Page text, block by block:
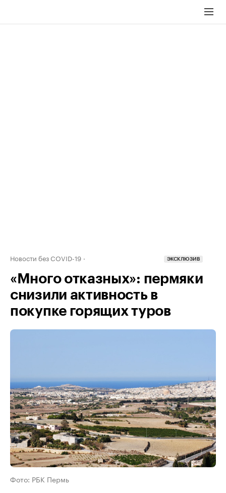
Новости без COVID-19 ЭКСКЛЮЗИВ
«Много отказных»: пермяки
снизили активность в
покупке горящих туров
Фото: РБК Пермь